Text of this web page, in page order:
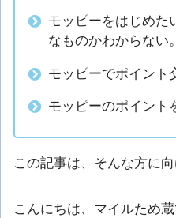
モッピーをはじめた
なものかわからない。
モッピーでポイント
モッピーのポイント
この記事は、そんな方に
こんにちは、マイルため蔵